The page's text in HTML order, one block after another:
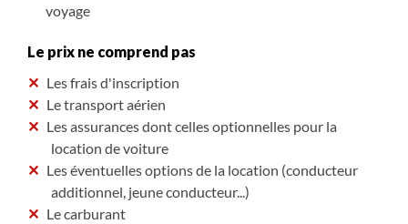
En raison de cette campagne, vous pourrez constater
pistes forestières du Parc National et de la Couronne
Forestière.
Les fermetures de sentiers se font certains jours de la
semaine, nous vous invitons donc à consulter la carte
interactive ci-dessous (en activant la case Mouflon
Control) afin d'organiser vos randonnées (ou de vous
renseigner auprès de votre hébergeur) :
https://www.tenerifeon.es/en/interactive-map
voyage
Le prix ne comprend pas
Les frais d'inscription
Le transport aérien
Les assurances dont celles optionnelles pour la
location de voiture
Les éventuelles options de la location (conducteur
additionnel, jeune conducteur...)
Le carburant